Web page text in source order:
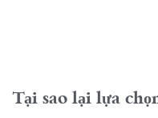
Tại sao lại lựa